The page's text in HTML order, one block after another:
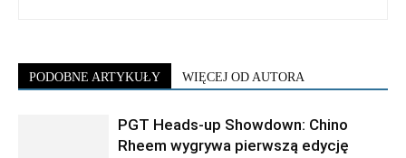
PODOBNE ARTYKUŁY WIĘCEJ OD AUTORA
PGT Heads-up Showdown: Chino
Rheem wygrywa pierwszą edycję